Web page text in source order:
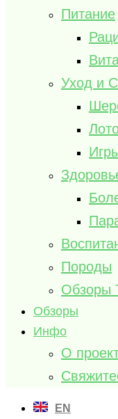
Питание
Уход и
Породы
Обзоры
Обзоры
Инфо
О
EN